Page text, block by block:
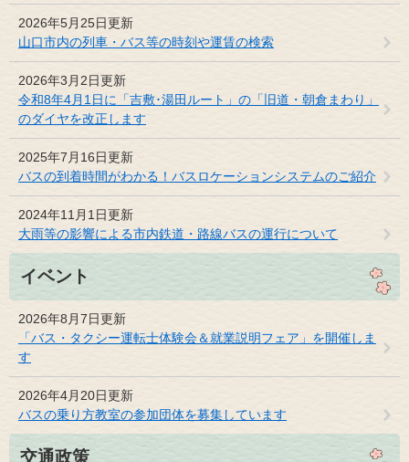
2026年5月25日更新
山口市内の列車・バス等の時刻や運賃の検索
2026年3月2日更新
令和8年4月1日に「吉敷･湯田ルート」の「旧道・朝倉まわり」
のダイヤを改正します
2025年7月16日更新
バスの到着時間がわかる！バスロケーションシステムのご紹介
2024年11月1日更新
大雨等の影響による市内鉄道・路線バスの運行について
イベント
2026年8月7日更新
「バス・タクシー運転士体験会＆就業説明フェア」を開催しま
す
2026年4月20日更新
バスの乗り方教室の参加団体を募集しています
交通政策